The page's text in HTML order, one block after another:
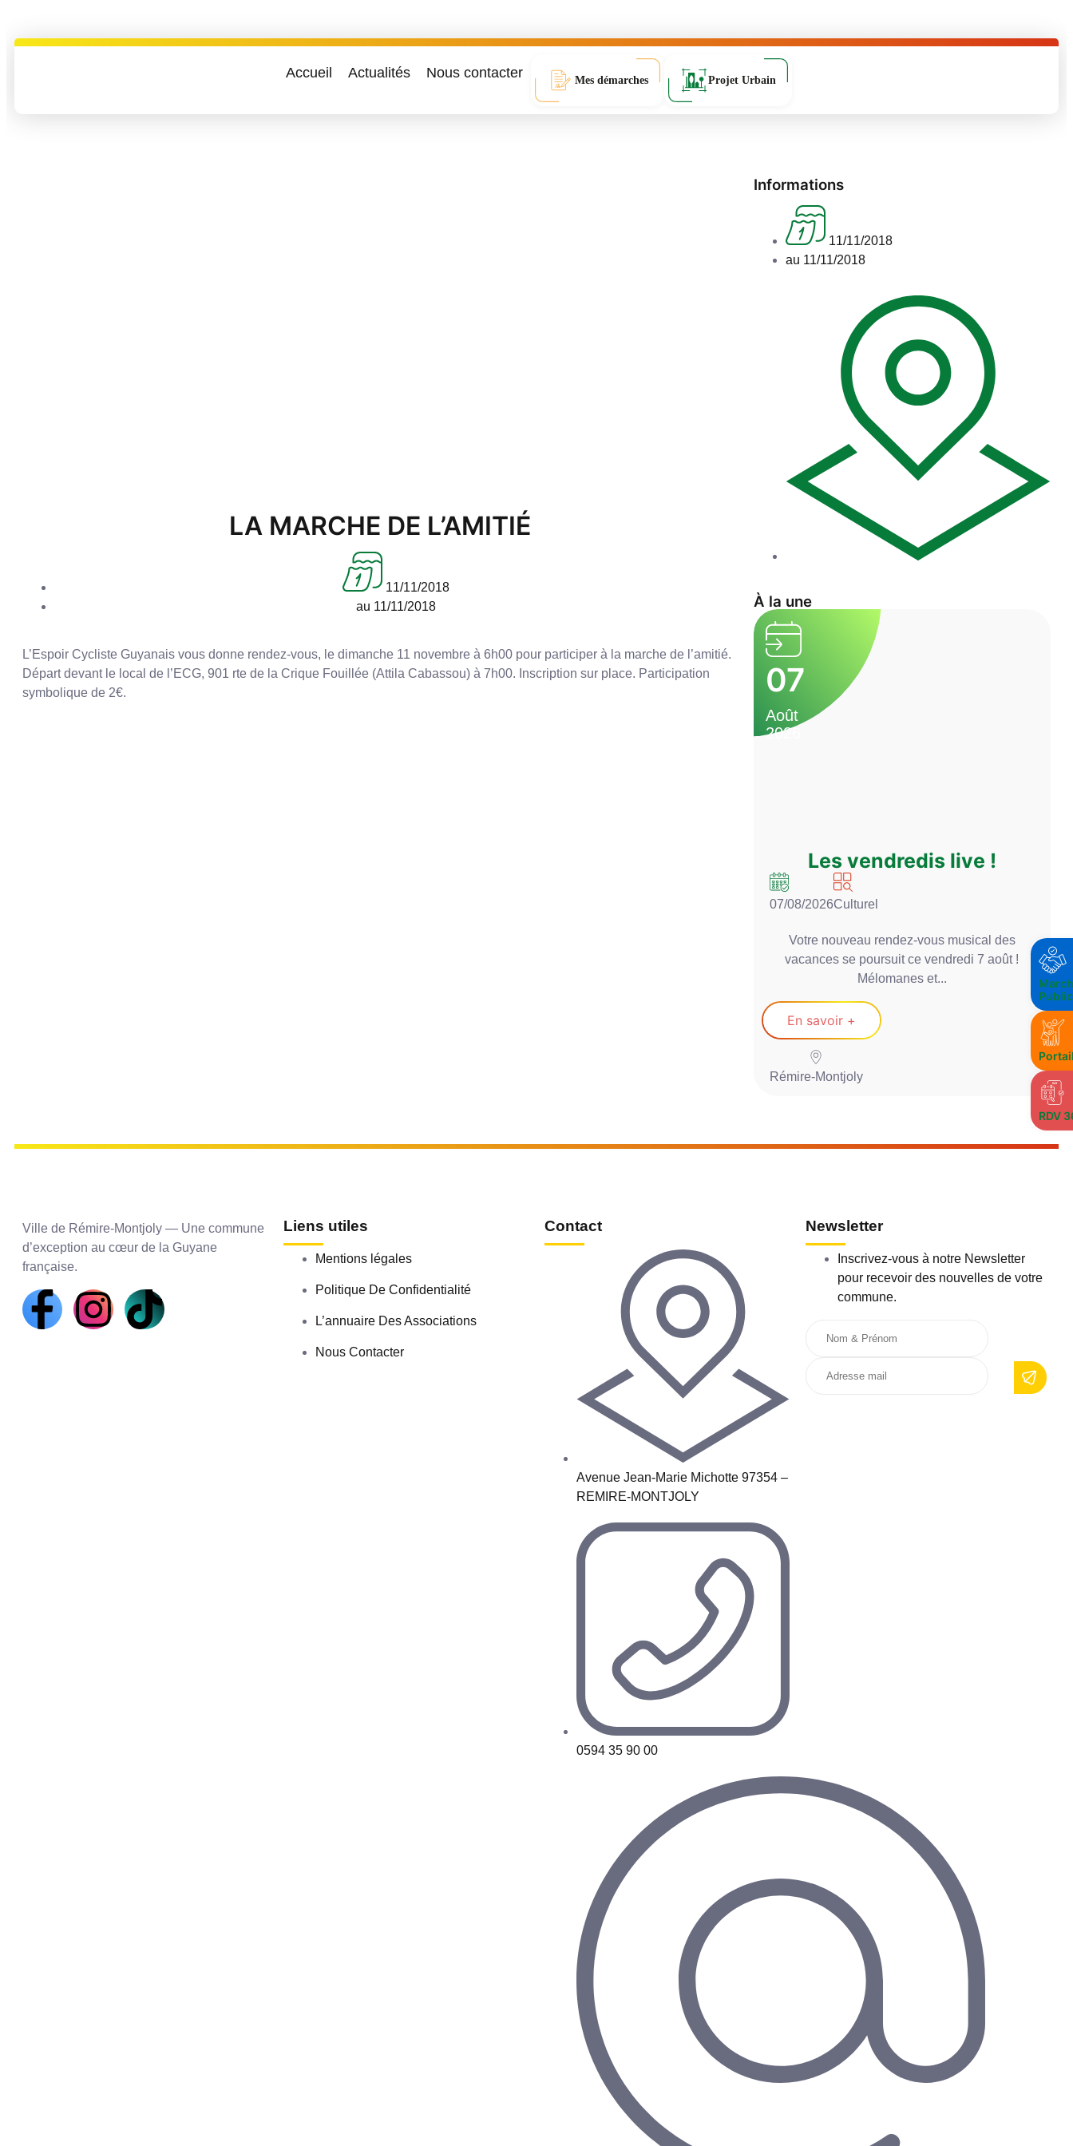
Accueil Actualités Nous contacter Mes démarches Projet Urbain
RDV
LA MARCHE DE L’AMITIÉ
11/11/2018
au 11/11/2018
L’Espoir Cycliste Guyanais vous donne rendez-vous, le dimanche 11 novembre à 6h00 pour participer à la marche de l’amitié.
Départ devant le local de l’ECG, 901 rte de la Crique Fouillée (Attila Cabassou) à 7h00. Inscription sur place. Participation
symbolique de 2€.
Informations
11/11/2018
au 11/11/2018
À la une
07
Août
2026
Les vendredis live !
07/08/2026Culturel
Votre nouveau rendez-vous musical des
vacances se poursuit ce vendredi 7 août !
Mélomanes et...
En savoir +
Rémire-Montjoly
Ville de Rémire-Montjoly — Une commune
d’exception au cœur de la Guyane
française.
Liens utiles
Mentions légales
Politique De Confidentialité
L’annuaire Des Associations
Nous Contacter
Contact
Avenue Jean-Marie Michotte 97354 –
REMIRE-MONTJOLY
0594 35 90 00
Newsletter
Inscrivez-vous à notre Newsletter
pour recevoir des nouvelles de votre
commune.